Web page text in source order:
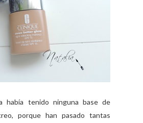
había tenido ninguna base de
porque han pasado tantas